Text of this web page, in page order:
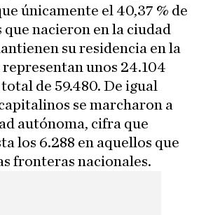
únicamente el 40,37 % de
nacieron en la ciudad
su residencia en la
unos 24.104
de 59.480. De igual
se marcharon a
autónoma, cifra que
los 6.288 en aquellos que
fronteras nacionales.